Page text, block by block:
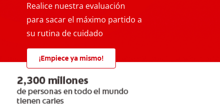
Realice nuestra evaluación
para sacar el máximo partido a
su rutina de cuidado
¡Empiece ya mismo!